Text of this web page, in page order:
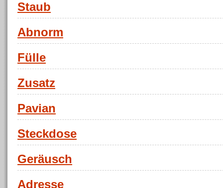
Staub
Abnorm
Fülle
Zusatz
Pavian
Steckdose
Geräusch
Adresse